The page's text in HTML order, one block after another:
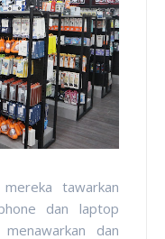
tawarkan
dan laptop
dan